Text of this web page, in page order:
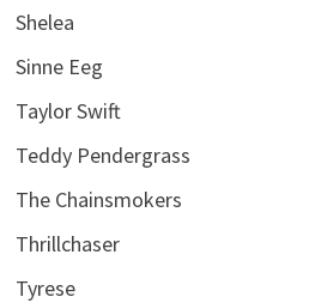
Shelea
Sinne Eeg
Taylor Swift
Teddy Pendergrass
The Chainsmokers
Thrillchaser
Tyrese